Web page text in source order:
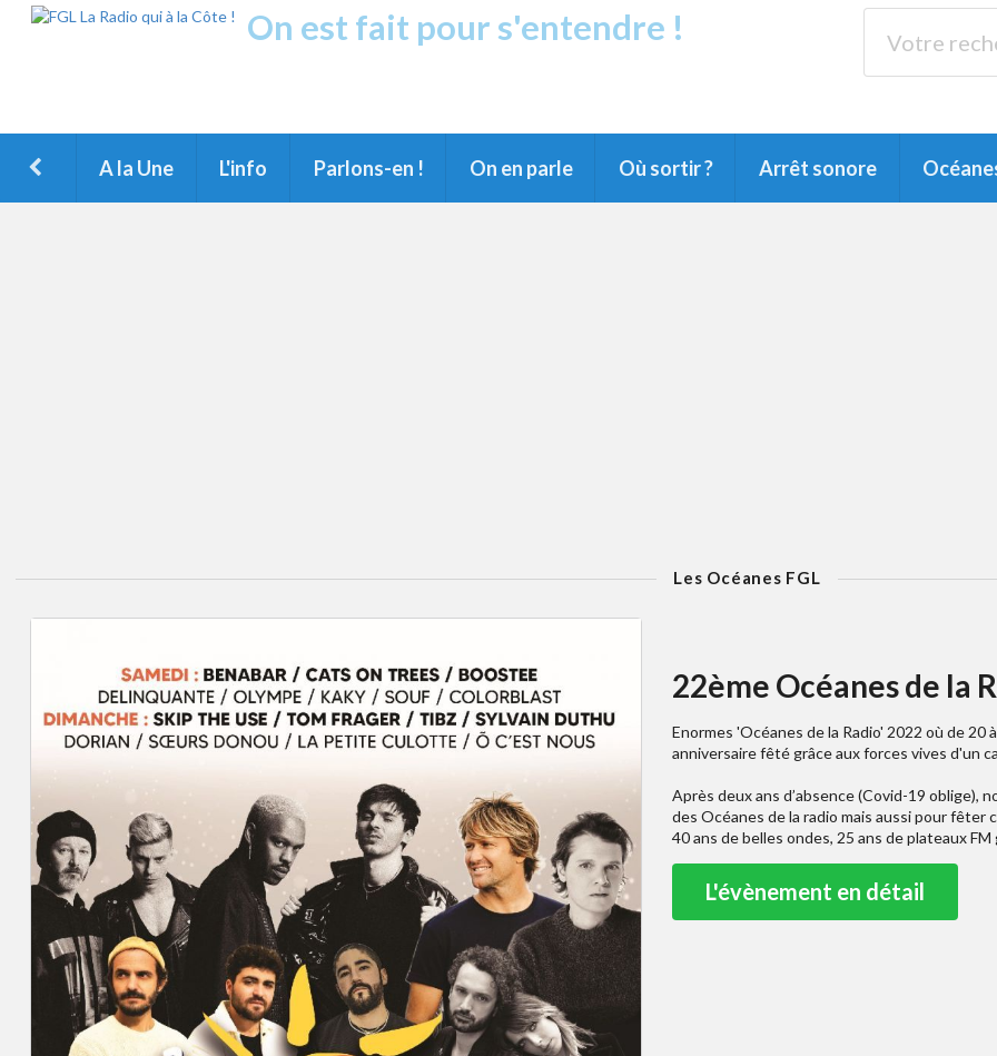
On est fait pour s'entendre !
A la Une L'info Parlons-en ! On en parle Où sortir ? Arrêt sonore
Les Océanes FGL
22ème Océanes de la
Enormes 'Océanes de la Radio' 2022 où de
anniversaire fêté grâce aux forces vives d'un
Après deux ans d’absence (Covid-19
des Océanes de la radio mais aussi pour fêter
40 ans de belles ondes, 25 ans de plateaux
L'évènement en détail